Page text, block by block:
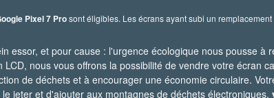
Pixel 7 Prosont éligibles. Les écrans ayant subi un
essor, et pour cause : l'urgence écologique nous pousse à
nous vous offrons la possibilité de vendre votre écran
de déchets et à encourager une économie circulaire.
jeter et d'ajouter aux montagnes de déchets électroniques,